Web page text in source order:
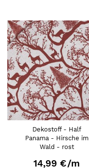
Dekostoff - Half
Panama - Hirsche im
Wald - rost
14,99 €/m